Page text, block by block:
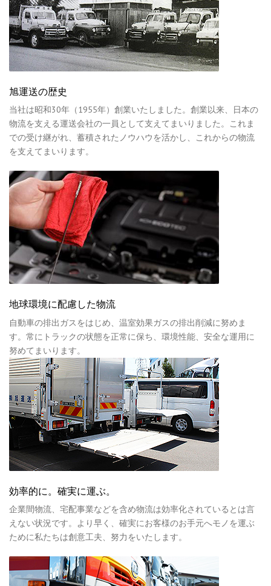
旭運送の歴史
当社は昭和30年（1955年）創業いたしました。創業以来、日本の
物流を支える運送会社の一員として支えてまいりました。これま
での受け継がれ、蓄積されたノウハウを活かし、これからの物流
を支えてまいります。
地球環境に配慮した物流
自動車の排出ガスをはじめ、温室効果ガスの排出削減に努めま
す。常にトラックの状態を正常に保ち、環境性能、安全な運用に
努めてまいります。
効率的に。確実に運ぶ。
企業間物流、宅配事業などを含め物流は効率化されているとは言
えない状況です。より早く、確実にお客様のお手元へモノを運ぶ
ために私たちは創意工夫、努力をいたします。